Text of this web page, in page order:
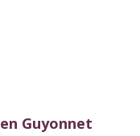
Guyonnet